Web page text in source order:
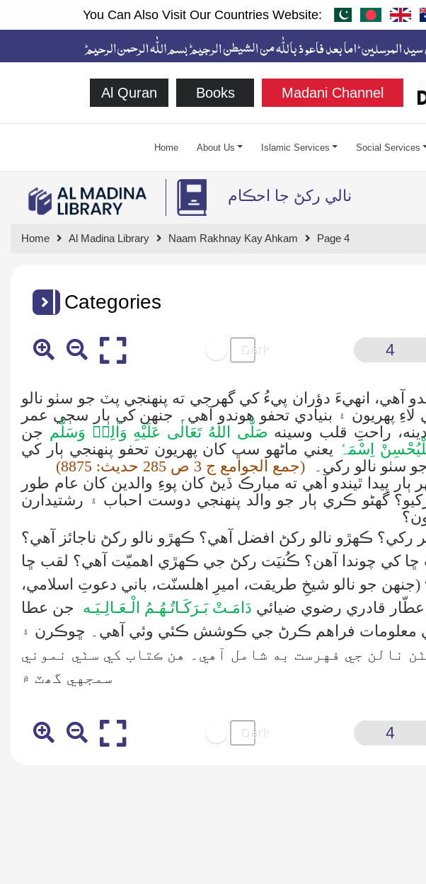
You Can Also Visit Our Countries Website:
Al Quran Books Madani Channel
Home About Us Islamic Services Social Services
نالي رکڻ جا احڪام
Home Al Madina Library Naam Rakhnay Kay Ahkam Page 4
Categories
آهي، انهيءَ دؤران پيءُ کي گھرجي ته پنهنجي پٽ جو سٺو نالو
پهريون ۽ بنيادي تحفو هوندو آهي۔ جنهن کي ٻار سڄي عمر
راحتِ قلب وسينه صَلَّى اللهُ تَعَالٰى عَلَيْهِ وَاٰلِهٖ وَسَلَّم جن
اِسْمَہٗ يعني ماڻهو سڀ کان پهريون تحفو پنهنجي ٻار کي
سٺو نالو رکي۔ (جمع الجوامع ج 3 ص 285 حديث: 8875)
پيدا ٿيندو آهي ته مبارڪ ڏيڻ کان پوءِ والدين کان عام طور
گھڻو ڪري ٻار جو والد پنهنجي دوست احباب ۽ رشتيدارن
ڪهڙو نالو رکڻ افضل آهي؟ ڪهڙو نالو رکڻ ناجائز آهي؟
ڇا کي چوندا آهن؟ ڪُنيَت رکڻ جي ڪهڙي اهميّت آهي؟ لقب ڇا
جو نالو شيخِ طريقت، اميرِ اهلسنّت، باني دعوتِ اسلامي،
عطّار قادري رضوي ضيائي دَامَـتْ بَـرَكَـاتُـهُـمُ الْـعَـالِـيَـه جن عطا
معلومات فراهم ڪرڻ جي ڪوشش ڪئي وئي آهي۔ ڇوڪرن ۽
نالن جي فهرست به شامل آهي۔ هن ڪتاب کي سٺي نموني
سمجهي گھٽ ۾